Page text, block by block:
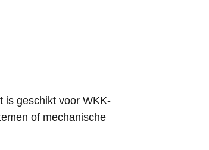
is geschikt voor WKK-
of mechanische